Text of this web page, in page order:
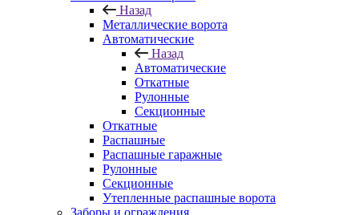
Назад
Металлические ворота
Автоматические
Назад
Автоматические
Откатные
Рулонные
Секционные
Откатные
Распашные
Распашные гаражные
Рулонные
Секционные
Утепленные распашные ворота